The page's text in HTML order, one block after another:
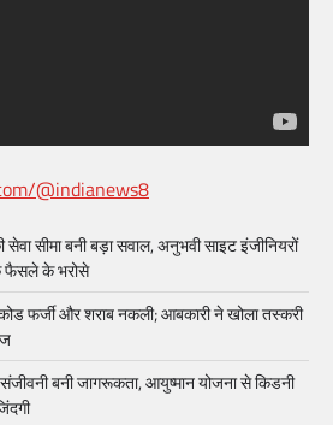
@indianews8
सीमा बनी बड़ा सवाल, अनुभवी साइट इंजीनियरों
फैसले के भरोसे
फर्जी और शराब नकली; आबकारी ने खोला तस्करी
संजीवनी बनी जागरूकता, आयुष्मान योजना से किडनी